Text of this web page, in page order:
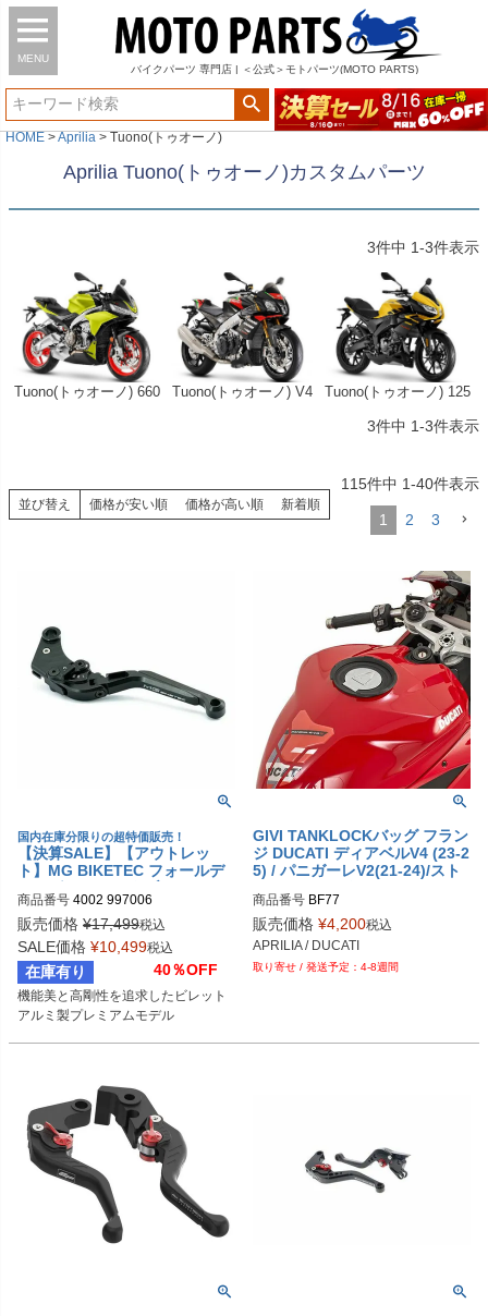
MENU
バイク パーツ 専門店 | ＜公式＞モトパーツ(MOTO PARTS)
HOME Aprilia Tuono(トゥオーノ)
Aprilia Tuono(トゥオーノ)カスタムパーツ
3件中 1-3件表示
Tuono(トゥオーノ) 660 Tuono(トゥオーノ) V4 Tuono(トゥオーノ) 125
3件中 1-3件表示
並び替え 価格が安い順 価格が高い順 新着順
115件中 1-40件表示
1 2 3
国内在庫分限りの超特価販売！
【決算SALE】【アウトレッ
ト】MG BIKETEC フォールデ
チレバー ブラック SUZUKI / Y
AMAHA / アプリリア
商品番号 4002 997006
販売価格 ¥17,499税込
SALE価格 ¥10,499税込
在庫有り 40％OFF
機能美と高剛性を追求したビレット
アルミ製プレミアムモデル
GIVI TANKLOCKバッグ フラン
ジ DUCATI ディアベルV4 (23-2
5) / パニガーレV2(21-24)/スト
商品番号 BF77
販売価格 ¥4,200税込
APRILIA / DUCATI
4-8週間